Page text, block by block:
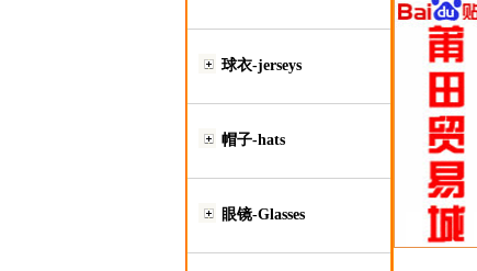
球衣-jerseys
帽子-hats
眼镜-Glasses